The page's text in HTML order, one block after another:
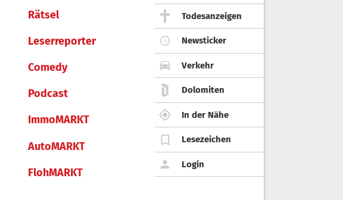
Rätsel
Leserreporter
Comedy
Podcast
ImmoMARKT
AutoMARKT
FlohMARKT
Todesanzeigen
Newsticker
Verkehr
Dolomiten
In der Nähe
Lesezeichen
Login